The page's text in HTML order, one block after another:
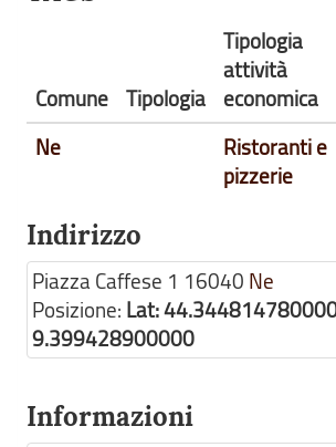
Comune Tipologia
Tipologia
attività
economica
Ne
Ristoranti e
pizzerie
Indirizzo
Piazza Caffese 1 16040 Ne
Posizione: Lat:
9.399428900000
Informazioni